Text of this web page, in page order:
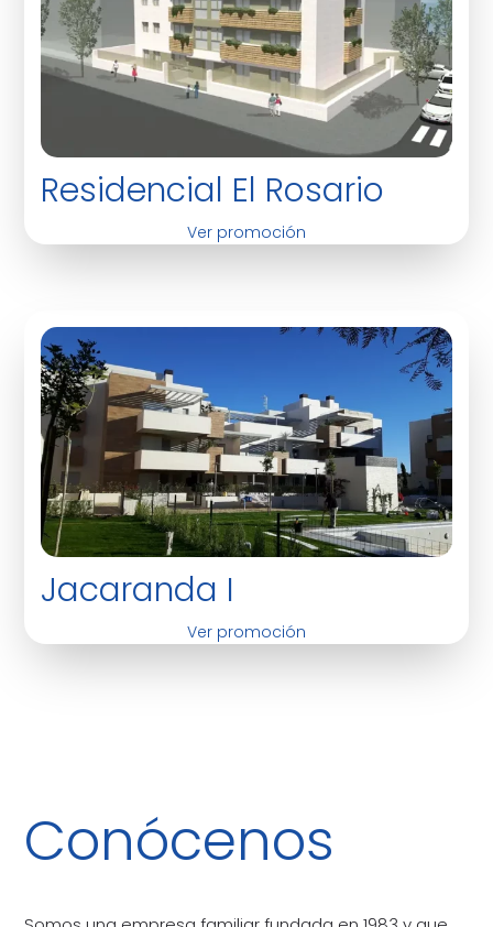
Residencial El Rosario
Ver promoción
Jacaranda I
Ver promoción
Conócenos